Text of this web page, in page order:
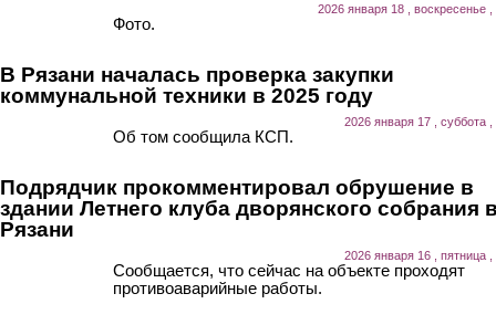
2026 января 18 , воскресенье ,
Фото.
В Рязани началась проверка закупки
коммунальной техники в 2025 году
2026 января 17 , суббота ,
Об том сообщила КСП.
Подрядчик прокомментировал обрушение в
здании Летнего клуба дворянского собрания
Рязани
2026 января 16 , пятница ,
Сообщается, что сейчас на объекте проходят
противоаварийные работы.